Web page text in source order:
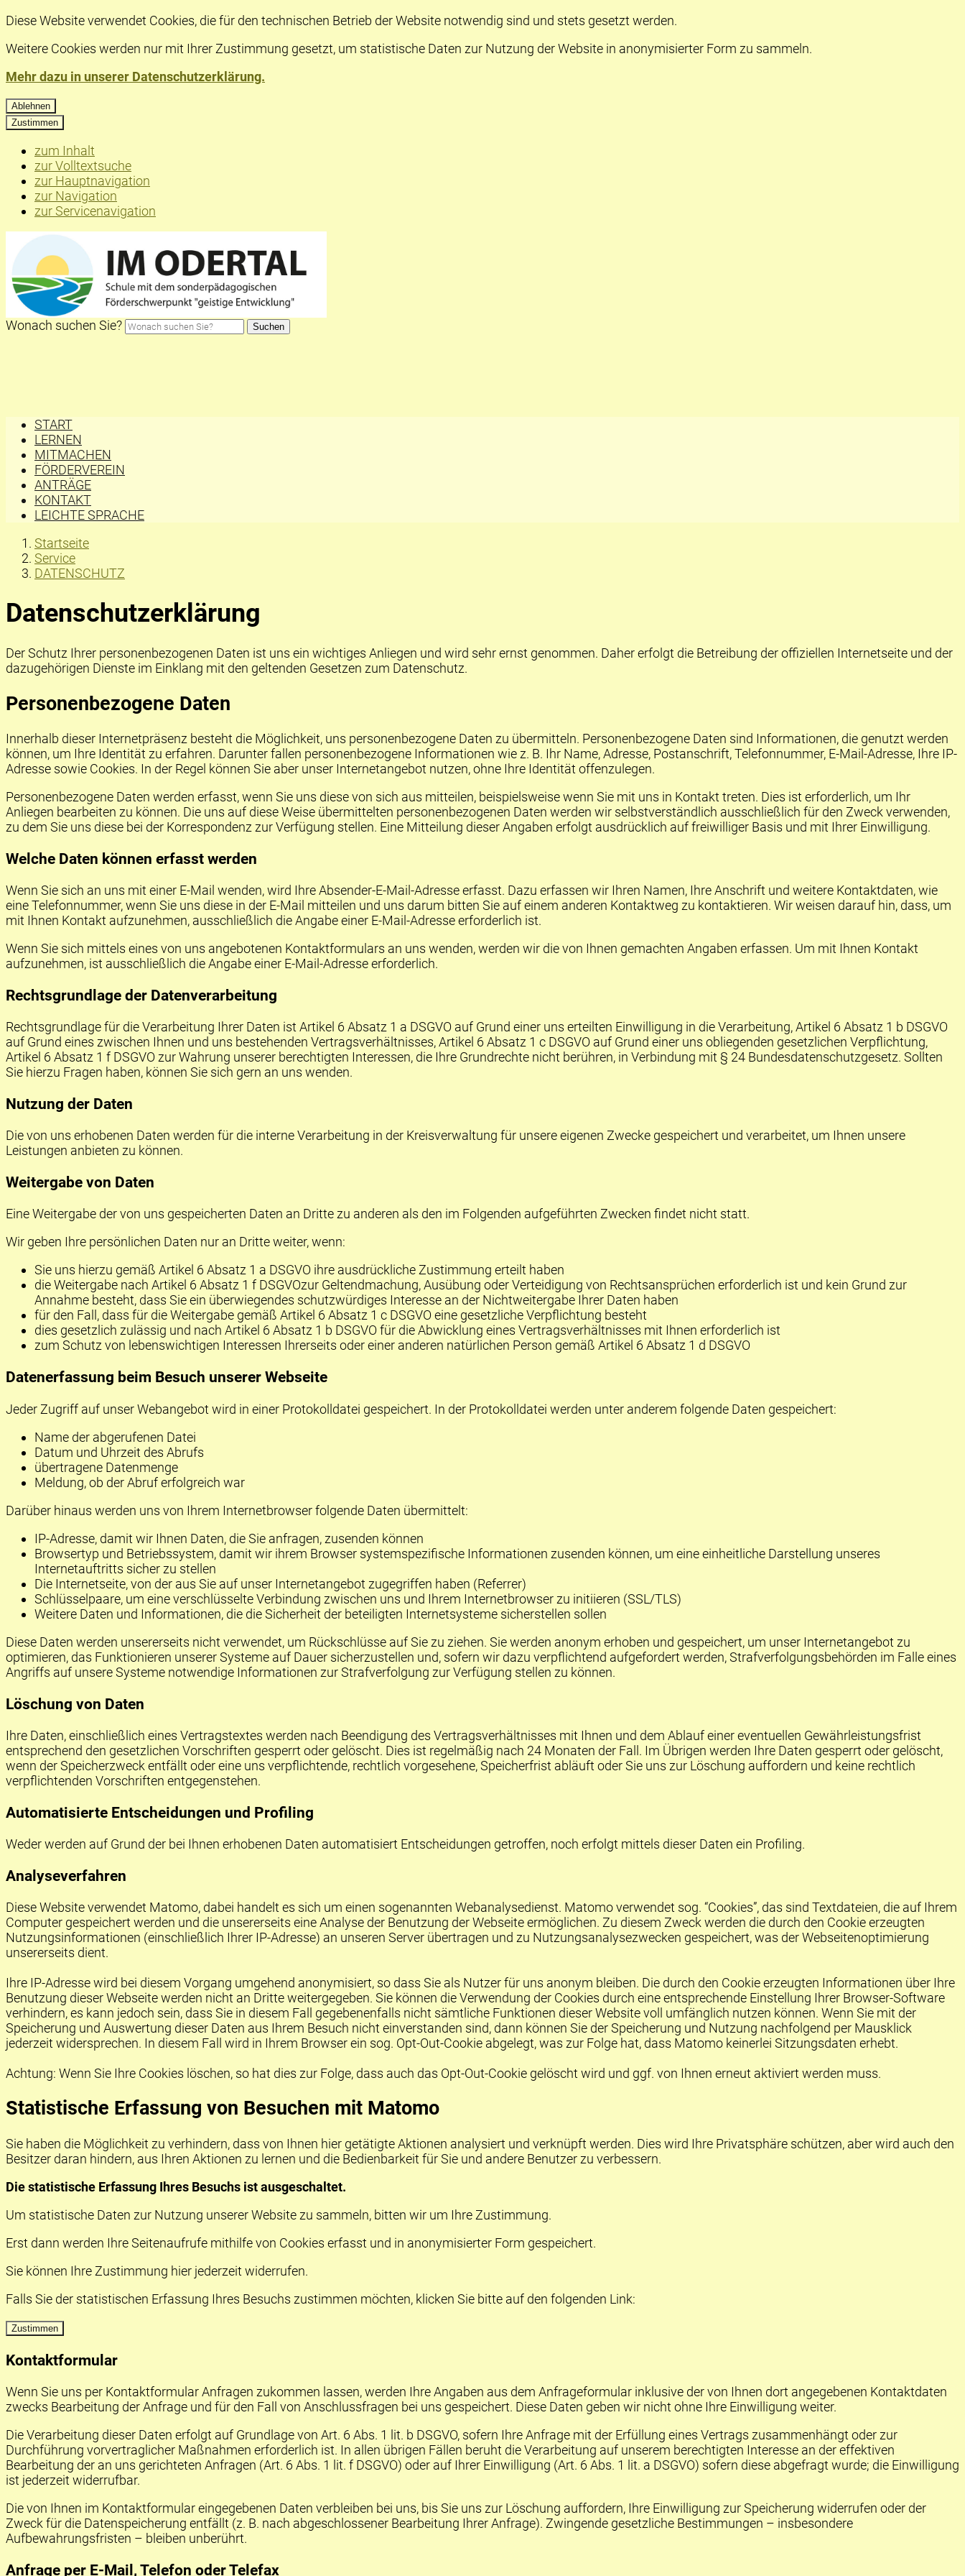
Diese Website verwendet Cookies, die für den technischen Betrieb der Website notwendig sind und stets gesetzt werden.
Weitere Cookies werden nur mit Ihrer Zustimmung gesetzt, um statistische Daten zur Nutzung der Website in anonymisierter Form zu sammeln.
Mehr dazu in unserer Datenschutzerklärung.
Ablehnen
Zustimmen
zum Inhalt
zur Volltextsuche
zur Hauptnavigation
zur Navigation
zur Servicenavigation
Wonach suchen Sie? Suchen
START
LERNEN
MITMACHEN
FÖRDERVEREIN
ANTRÄGE
KONTAKT
LEICHTE SPRACHE
Startseite
Service
DATENSCHUTZ
Datenschutzerklärung
Der Schutz Ihrer personenbezogenen Daten ist uns ein wichtiges Anliegen und wird sehr ernst genommen. Daher erfolgt die Betreibung der offiziellen Internetseite und der
dazugehörigen Dienste im Einklang mit den geltenden Gesetzen zum Datenschutz.
Personenbezogene Daten
Innerhalb dieser Internetpräsenz besteht die Möglichkeit, uns personenbezogene Daten zu übermitteln. Personenbezogene Daten sind Informationen, die genutzt werden
können, um Ihre Identität zu erfahren. Darunter fallen personenbezogene Informationen wie z. B. Ihr Name, Adresse, Postanschrift, Telefonnummer, E-Mail-Adresse, Ihre IP-
Adresse sowie Cookies. In der Regel können Sie aber unser Internetangebot nutzen, ohne Ihre Identität offenzulegen.
Personenbezogene Daten werden erfasst, wenn Sie uns diese von sich aus mitteilen, beispielsweise wenn Sie mit uns in Kontakt treten. Dies ist erforderlich, um Ihr
Anliegen bearbeiten zu können. Die uns auf diese Weise übermittelten personenbezogenen Daten werden wir selbstverständlich ausschließlich für den Zweck verwenden,
zu dem Sie uns diese bei der Korrespondenz zur Verfügung stellen. Eine Mitteilung dieser Angaben erfolgt ausdrücklich auf freiwilliger Basis und mit Ihrer Einwilligung.
Welche Daten können erfasst werden
Wenn Sie sich an uns mit einer E-Mail wenden, wird Ihre Absender-E-Mail-Adresse erfasst. Dazu erfassen wir Ihren Namen, Ihre Anschrift und weitere Kontaktdaten, wie
eine Telefonnummer, wenn Sie uns diese in der E-Mail mitteilen und uns darum bitten Sie auf einem anderen Kontaktweg zu kontaktieren. Wir weisen darauf hin, dass, um
mit Ihnen Kontakt aufzunehmen, ausschließlich die Angabe einer E-Mail-Adresse erforderlich ist.
Wenn Sie sich mittels eines von uns angebotenen Kontaktformulars an uns wenden, werden wir die von Ihnen gemachten Angaben erfassen. Um mit Ihnen Kontakt
aufzunehmen, ist ausschließlich die Angabe einer E-Mail-Adresse erforderlich.
Rechtsgrundlage der Datenverarbeitung
Rechtsgrundlage für die Verarbeitung Ihrer Daten ist Artikel 6 Absatz 1 a DSGVO auf Grund einer uns erteilten Einwilligung in die Verarbeitung, Artikel 6 Absatz 1 b DSGVO
auf Grund eines zwischen Ihnen und uns bestehenden Vertragsverhältnisses, Artikel 6 Absatz 1 c DSGVO auf Grund einer uns obliegenden gesetzlichen Verpflichtung,
Artikel 6 Absatz 1 f DSGVO zur Wahrung unserer berechtigten Interessen, die Ihre Grundrechte nicht berühren, in Verbindung mit § 24 Bundesdatenschutzgesetz. Sollten
Sie hierzu Fragen haben, können Sie sich gern an uns wenden.
Nutzung der Daten
Die von uns erhobenen Daten werden für die interne Verarbeitung in der Kreisverwaltung für unsere eigenen Zwecke gespeichert und verarbeitet, um Ihnen unsere
Leistungen anbieten zu können.
Weitergabe von Daten
Eine Weitergabe der von uns gespeicherten Daten an Dritte zu anderen als den im Folgenden aufgeführten Zwecken findet nicht statt.
Wir geben Ihre persönlichen Daten nur an Dritte weiter, wenn:
Sie uns hierzu gemäß Artikel 6 Absatz 1 a DSGVO ihre ausdrückliche Zustimmung erteilt haben
die Weitergabe nach Artikel 6 Absatz 1 f DSGVOzur Geltendmachung, Ausübung oder Verteidigung von Rechtsansprüchen erforderlich ist und kein Grund zur
Annahme besteht, dass Sie ein überwiegendes schutzwürdiges Interesse an der Nichtweitergabe Ihrer Daten haben
für den Fall, dass für die Weitergabe gemäß Artikel 6 Absatz 1 c DSGVO eine gesetzliche Verpflichtung besteht
dies gesetzlich zulässig und nach Artikel 6 Absatz 1 b DSGVO für die Abwicklung eines Vertragsverhältnisses mit Ihnen erforderlich ist
zum Schutz von lebenswichtigen Interessen Ihrerseits oder einer anderen natürlichen Person gemäß Artikel 6 Absatz 1 d DSGVO
Datenerfassung beim Besuch unserer Webseite
Jeder Zugriff auf unser Webangebot wird in einer Protokolldatei gespeichert. In der Protokolldatei werden unter anderem folgende Daten gespeichert:
Name der abgerufenen Datei
Datum und Uhrzeit des Abrufs
übertragene Datenmenge
Meldung, ob der Abruf erfolgreich war
Darüber hinaus werden uns von Ihrem Internetbrowser folgende Daten übermittelt:
IP-Adresse, damit wir Ihnen Daten, die Sie anfragen, zusenden können
Browsertyp und Betriebssystem, damit wir ihrem Browser systemspezifische Informationen zusenden können, um eine einheitliche Darstellung unseres
Internetauftritts sicher zu stellen
Die Internetseite, von der aus Sie auf unser Internetangebot zugegriffen haben (Referrer)
Schlüsselpaare, um eine verschlüsselte Verbindung zwischen uns und Ihrem Internetbrowser zu initiieren (SSL/TLS)
Weitere Daten und Informationen, die die Sicherheit der beteiligten Internetsysteme sicherstellen sollen
Diese Daten werden unsererseits nicht verwendet, um Rückschlüsse auf Sie zu ziehen. Sie werden anonym erhoben und gespeichert, um unser Internetangebot zu
optimieren, das Funktionieren unserer Systeme auf Dauer sicherzustellen und, sofern wir dazu verpflichtend aufgefordert werden, Strafverfolgungsbehörden im Falle eines
Angriffs auf unsere Systeme notwendige Informationen zur Strafverfolgung zur Verfügung stellen zu können.
Löschung von Daten
Ihre Daten, einschließlich eines Vertragstextes werden nach Beendigung des Vertragsverhältnisses mit Ihnen und dem Ablauf einer eventuellen Gewährleistungsfrist
entsprechend den gesetzlichen Vorschriften gesperrt oder gelöscht. Dies ist regelmäßig nach 24 Monaten der Fall. Im Übrigen werden Ihre Daten gesperrt oder gelöscht,
wenn der Speicherzweck entfällt oder eine uns verpflichtende, rechtlich vorgesehene, Speicherfrist abläuft oder Sie uns zur Löschung auffordern und keine rechtlich
verpflichtenden Vorschriften entgegenstehen.
Automatisierte Entscheidungen und Profiling
Weder werden auf Grund der bei Ihnen erhobenen Daten automatisiert Entscheidungen getroffen, noch erfolgt mittels dieser Daten ein Profiling.
Analyseverfahren
Diese Website verwendet Matomo, dabei handelt es sich um einen sogenannten Webanalysedienst. Matomo verwendet sog. “Cookies”, das sind Textdateien, die auf Ihrem
Computer gespeichert werden und die unsererseits eine Analyse der Benutzung der Webseite ermöglichen. Zu diesem Zweck werden die durch den Cookie erzeugten
Nutzungsinformationen (einschließlich Ihrer IP-Adresse) an unseren Server übertragen und zu Nutzungsanalysezwecken gespeichert, was der Webseitenoptimierung
unsererseits dient.
Ihre IP-Adresse wird bei diesem Vorgang umgehend anonymisiert, so dass Sie als Nutzer für uns anonym bleiben. Die durch den Cookie erzeugten Informationen über Ihre
Benutzung dieser Webseite werden nicht an Dritte weitergegeben. Sie können die Verwendung der Cookies durch eine entsprechende Einstellung Ihrer Browser-Software
verhindern, es kann jedoch sein, dass Sie in diesem Fall gegebenenfalls nicht sämtliche Funktionen dieser Website voll umfänglich nutzen können. Wenn Sie mit der
Speicherung und Auswertung dieser Daten aus Ihrem Besuch nicht einverstanden sind, dann können Sie der Speicherung und Nutzung nachfolgend per Mausklick
jederzeit widersprechen. In diesem Fall wird in Ihrem Browser ein sog. Opt-Out-Cookie abgelegt, was zur Folge hat, dass Matomo keinerlei Sitzungsdaten erhebt.
Achtung: Wenn Sie Ihre Cookies löschen, so hat dies zur Folge, dass auch das Opt-Out-Cookie gelöscht wird und ggf. von Ihnen erneut aktiviert werden muss.
Statistische Erfassung von Besuchen mit Matomo
Sie haben die Möglichkeit zu verhindern, dass von Ihnen hier getätigte Aktionen analysiert und verknüpft werden. Dies wird Ihre Privatsphäre schützen, aber wird auch den
Besitzer daran hindern, aus Ihren Aktionen zu lernen und die Bedienbarkeit für Sie und andere Benutzer zu verbessern.
Die statistische Erfassung Ihres Besuchs ist ausgeschaltet.
Um statistische Daten zur Nutzung unserer Website zu sammeln, bitten wir um Ihre Zustimmung.
Erst dann werden Ihre Seitenaufrufe mithilfe von Cookies erfasst und in anonymisierter Form gespeichert.
Sie können Ihre Zustimmung hier jederzeit widerrufen.
Falls Sie der statistischen Erfassung Ihres Besuchs zustimmen möchten, klicken Sie bitte auf den folgenden Link:
Zustimmen
Kontaktformular
Wenn Sie uns per Kontaktformular Anfragen zukommen lassen, werden Ihre Angaben aus dem Anfrageformular inklusive der von Ihnen dort angegebenen Kontaktdaten
zwecks Bearbeitung der Anfrage und für den Fall von Anschlussfragen bei uns gespeichert. Diese Daten geben wir nicht ohne Ihre Einwilligung weiter.
Die Verarbeitung dieser Daten erfolgt auf Grundlage von Art. 6 Abs. 1 lit. b DSGVO, sofern Ihre Anfrage mit der Erfüllung eines Vertrags zusammenhängt oder zur
Durchführung vorvertraglicher Maßnahmen erforderlich ist. In allen übrigen Fällen beruht die Verarbeitung auf unserem berechtigten Interesse an der effektiven
Bearbeitung der an uns gerichteten Anfragen (Art. 6 Abs. 1 lit. f DSGVO) oder auf Ihrer Einwilligung (Art. 6 Abs. 1 lit. a DSGVO) sofern diese abgefragt wurde; die Einwilligung
ist jederzeit widerrufbar.
Die von Ihnen im Kontaktformular eingegebenen Daten verbleiben bei uns, bis Sie uns zur Löschung auffordern, Ihre Einwilligung zur Speicherung widerrufen oder der
Zweck für die Datenspeicherung entfällt (z. B. nach abgeschlossener Bearbeitung Ihrer Anfrage). Zwingende gesetzliche Bestimmungen – insbesondere
Aufbewahrungsfristen – bleiben unberührt.
Anfrage per E-Mail, Telefon oder Telefax